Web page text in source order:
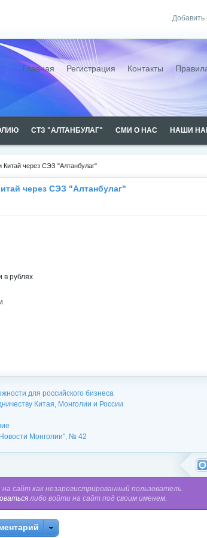
Добавить
Главная Регистрация Контакты
СТЗ "АЛТАНБУЛАГ" СМИ О НАС
НАШИ
через СЭЗ "Алтанбулаг"
через СЭЗ "Алтанбулаг"
в рублях
для российского бизнеса
Китая, Монголии и России
Монголии", № 42
сайт как незарегистрированный пользователь.
либо войти на сайт под своим именем.